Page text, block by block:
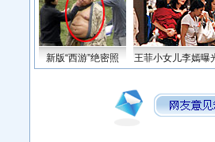
新版“西游”绝密照 王菲小女儿李嫣曝